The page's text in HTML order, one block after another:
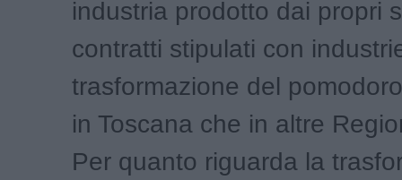
industria prodotto dai propri
contratti stipulati con
trasformazione del
in Toscana che in altre
Per quanto riguarda la